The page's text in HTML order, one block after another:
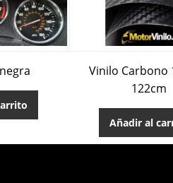
Vinilo Carbono
122cm
Añadir al